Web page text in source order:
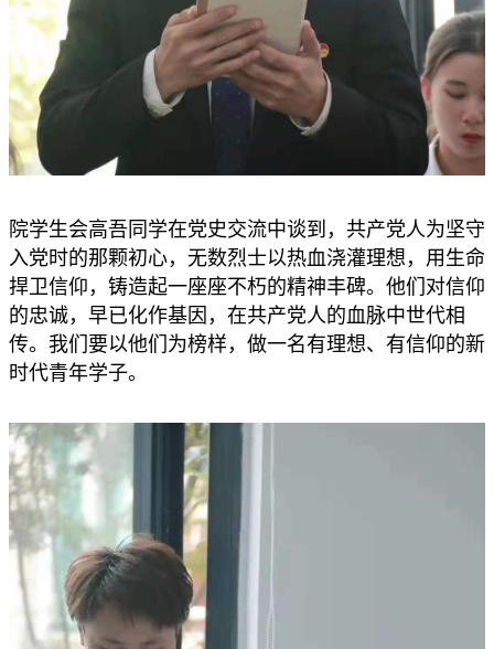
院学生会高吾同学在党史交流中谈到，共产党人为坚守
入党时的那颗初心，无数烈士以热血浇灌理想，用生命
捍卫信仰，铸造起一座座不朽的精神丰碑。他们对信仰
的忠诚，早已化作基因，在共产党人的血脉中世代相
传。我们要以他们为榜样，做一名有理想、有信仰的新
时代青年学子。